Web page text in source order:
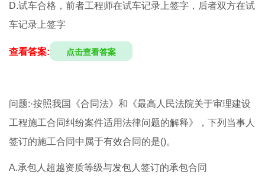
D.试车合格，前者工程师在试车记录上签字，后者双方在试
车记录上签字
查看答案: 点击查看答案
问题:·按照我国《合同法》和《最高人民法院关于审理建设
工程施工合同纠纷案件适用法律问题的解释》，下列当事人
签订的施工合同中属于有效合同的是()。
A.承包人超越资质等级与发包人签订的承包合同